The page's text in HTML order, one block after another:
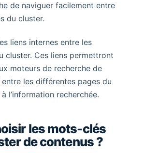
de naviguer facilement entre
du cluster.
liens internes entre les
cluster. Ces liens permettront
moteurs de recherche de
les différentes pages du
l’information recherchée.
les mots-clés
de contenus ?